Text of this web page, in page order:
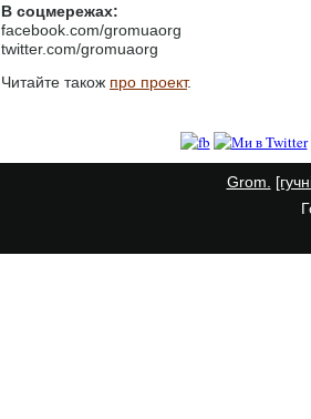
В соцмережах:
facebook.com/gromuaorg
twitter.com/gromuaorg
Читайте також про проект.
Grom.